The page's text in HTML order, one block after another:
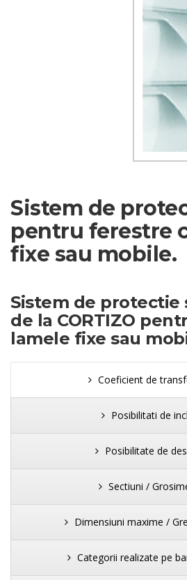
Sistem de
pentru ferestre
fixe sau mobile.
Sistem de protectie
de la CORTIZO
lamele fixe sau
Coeficient de
Posibilitati de
Posibilitate de
Sectiuni /
Dimensiuni maxime /
Categorii realizate pe